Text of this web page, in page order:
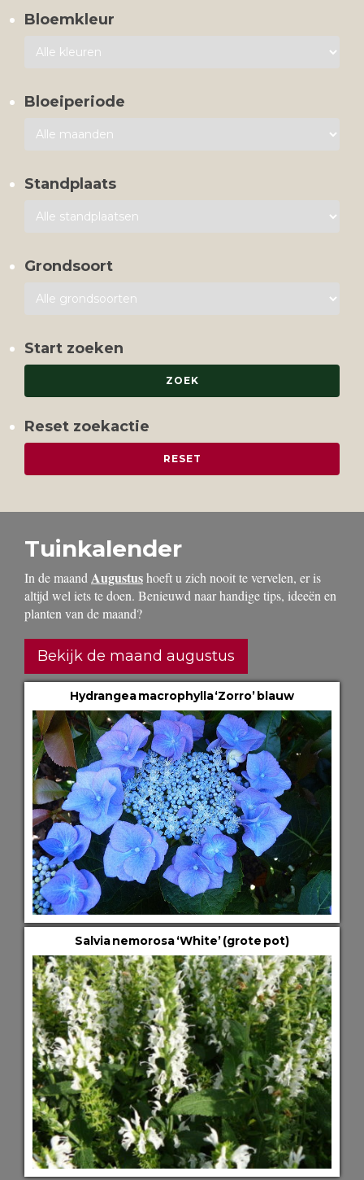
Bloemkleur
Bloeiperiode
Standplaats
Grondsoort
Start zoeken
Reset zoekactie
Tuinkalender
In de maand Augustushoeft u zich nooit te vervelen, er is
altijd wel iets te doen. Benieuwd naar handige tips, ideeën en
planten van de maand?
Bekijk de maand augustus
Hydrangea macrophylla ‘Zorro’ blauw
Salvia nemorosa ‘White’ (grote pot)